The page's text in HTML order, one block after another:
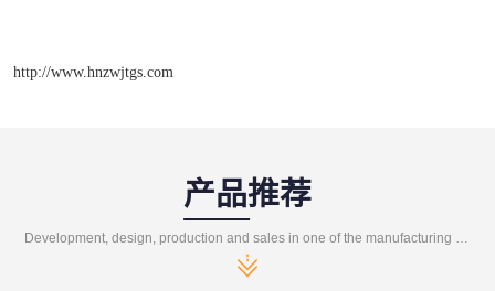
http://www.hnzwjtgs.com
产品推荐